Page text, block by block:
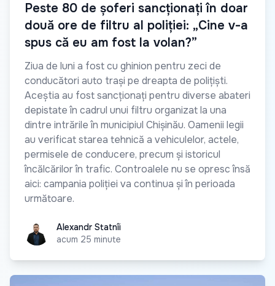
Peste 80 de șoferi sancționați în doar
două ore de filtru al poliției: „Cine v-a
spus că eu am fost la volan?”
Ziua de luni a fost cu ghinion pentru zeci de
conducători auto trași pe dreapta de polițiști.
Aceștia au fost sancționați pentru diverse abateri
depistate în cadrul unui filtru organizat la una
dintre intrările în municipiul Chișinău. Oamenii legii
au verificat starea tehnică a vehiculelor, actele,
permisele de conducere, precum și istoricul
încălcărilor în trafic. Controalele nu se opresc însă
aici: campania poliției va continua și în perioada
următoare.
Alexandr Statnîi
Alexandr Statnîi
acum 25 minute